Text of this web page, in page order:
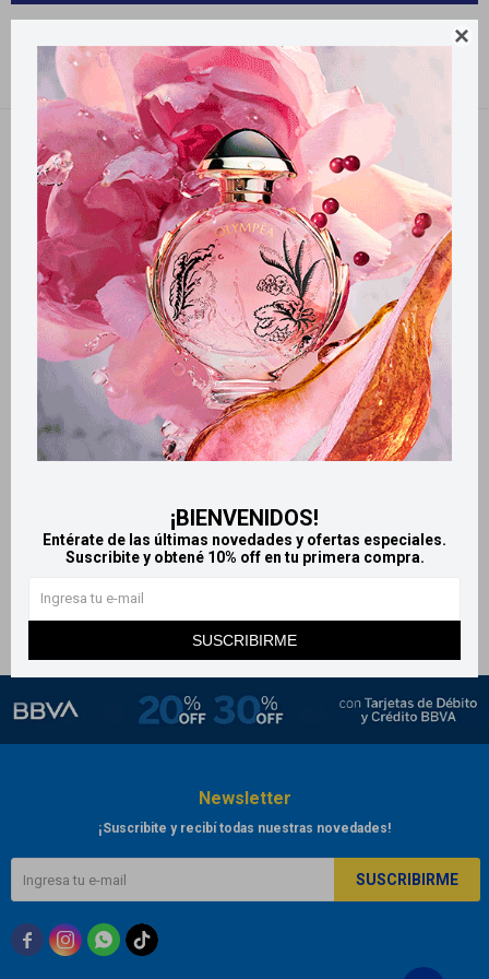

¡BIENVENIDOS!
Entérate de las últimas novedades y ofertas especiales.
Suscribite y obtené 10% off en tu primera compra.
SUSCRIBIRME
Filtrando por: Sutil
Llega MAÑANA
LlegaMAÑANA
Pañuelos descartables Papía
$ 149
Newsletter
¡Suscribite y recibí todas nuestras novedades!
SUSCRIBIRME
  